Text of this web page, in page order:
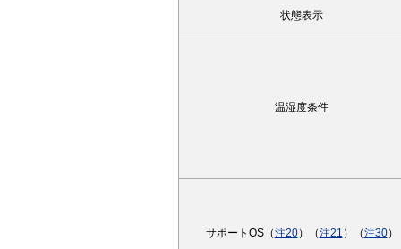
状態表示
温湿度条件
サポートOS（注20）（注21 ）（注30）